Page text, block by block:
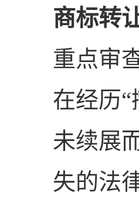
商标转
重点审
在经历
未续展
失的法